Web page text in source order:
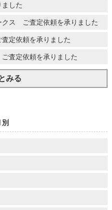
した
クス ご査定依頼を承りました
定依頼を承りました
査定依頼を承りました
みる
別